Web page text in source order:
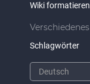
Wiki formatieren
Verschiedenes
Schlagwörter